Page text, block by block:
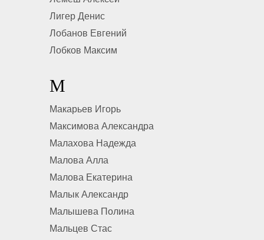
Лигер Денис
Лобанов Евгений
Лобков Максим
М
Макарьев Игорь
Максимова Александра
Малахова Надежда
Малова Алла
Малова Екатерина
Малык Александр
Малышева Полина
Мальцев Стас